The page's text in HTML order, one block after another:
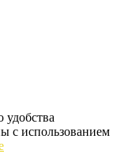
с использованием